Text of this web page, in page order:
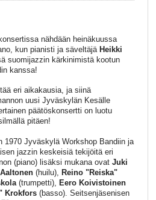
nähdään heinäkuussa
kun pianisti ja säveltäjä Heikki
suomijazzin kärkinimistä kootun
kanssa!
eri aikakausia, ja siinä
uusi Jyväskylän Kesälle
päätöskonsertti on luotu
pitäen!
1970 Jyväskylä Workshop Bandiin ja
jazzin keskeisiä tekijöitä eri
(piano) lisäksi mukana ovatJuki
(huilu),
Reino "Reiska"
(trumpetti),
Eero Koivistoinen
Krokfors(basso). Seitsenjäsenisen